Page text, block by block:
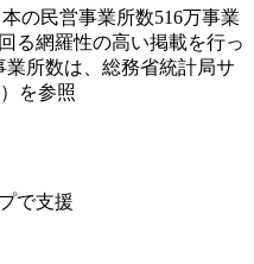
の民営事業所数516万事業
る網羅性の高い掲載を行っ
所数は、総務省統計局サ
）を参照
で支援